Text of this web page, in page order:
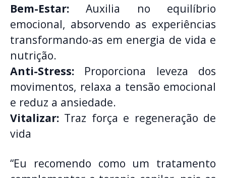
Bem-Estar: Auxilia no equilíbrio
emocional, absorvendo as experiências
transformando-as em energia de vida e
nutrição.
Anti-Stress: Proporciona leveza dos
movimentos, relaxa a tensão emocional
e reduz a ansiedade.
Vitalizar: Traz força e regeneração de
vida
“Eu recomendo como um tratamento